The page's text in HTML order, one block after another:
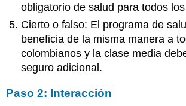
obligatorio de salud para todos
Cierto o falso: El programa de
beneficia de la misma manera a
colombianos y la clase media
seguro adicional.
Paso 2: Interacción